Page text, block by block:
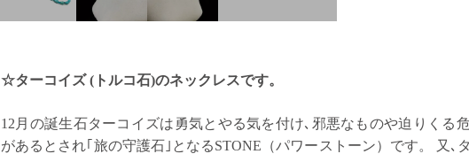
☆ターコイズ (トルコ石)のネックレスです。
12月の誕生石ターコイズは勇気とやる気を付け､邪悪なものや迫りくる
があるとされ｢旅の守護石｣となるSTONE（パワーストーン）です。 又､